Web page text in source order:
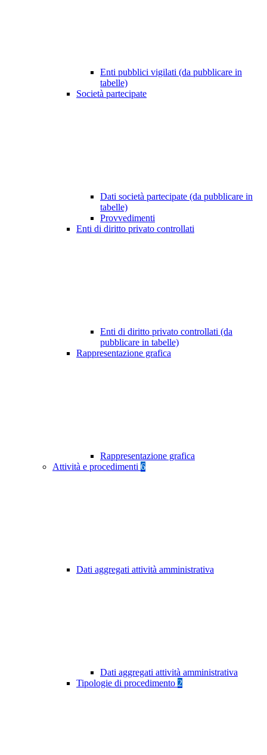
Enti pubblici vigilati (da pubblicare in
tabelle)
Società partecipate
Dati società partecipate (da pubblicare in
tabelle)
Provvedimenti
Enti di diritto privato controllati
Enti di diritto privato controllati (da
pubblicare in tabelle)
Rappresentazione grafica
Rappresentazione grafica
Attività e procedimenti 6
Dati aggregati attività amministrativa
Dati aggregati attività amministrativa
Tipologie di procedimento 2